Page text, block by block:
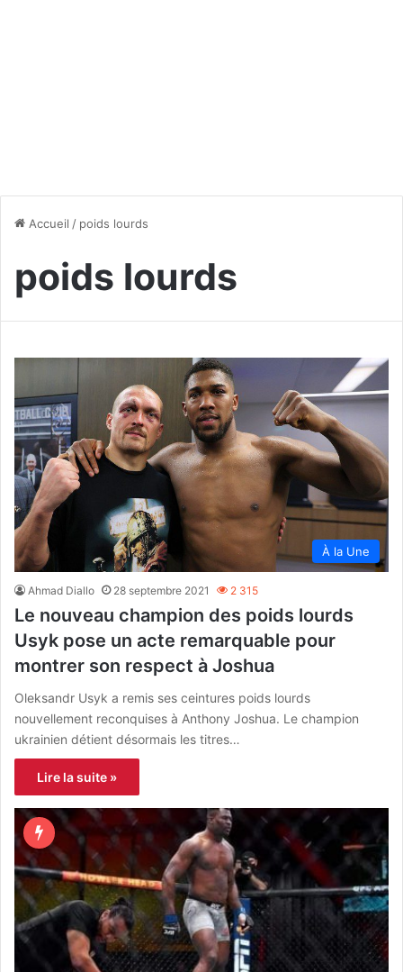
Accueil / poids lourds
poids lourds
À la Une
Ahmad Diallo 28 septembre 2021 2 315
Le nouveau champion des poids lourds
Usyk pose un acte remarquable pour
montrer son respect à Joshua
Oleksandr Usyk a remis ses ceintures poids lourds
nouvellement reconquises à Anthony Joshua. Le champion
ukrainien détient désormais les titres…
Lire la suite »